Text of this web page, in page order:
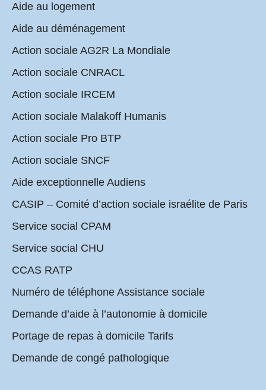
Aide au logement
Aide au déménagement
Action sociale AG2R La Mondiale
Action sociale CNRACL
Action sociale IRCEM
Action sociale Malakoff Humanis
Action sociale Pro BTP
Action sociale SNCF
Aide exceptionnelle Audiens
CASIP – Comité d’action sociale israélite de Paris
Service social CPAM
Service social CHU
CCAS RATP
Numéro de téléphone Assistance sociale
Demande d’aide à l’autonomie à domicile
Portage de repas à domicile Tarifs
Demande de congé pathologique